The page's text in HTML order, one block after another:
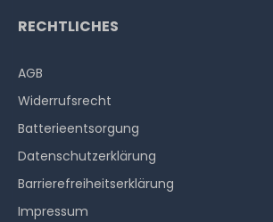
RECHTLICHES
AGB
Widerrufs­recht
Batterieentsorgung
Datenschutzerklärung
Barrierefreiheitserklärung
Impressum